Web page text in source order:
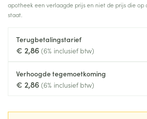
apotheek een verlaagde prijs en niet de prijs die op
staat.
Terugbetalingstarief
€ 2,86 (6% inclusief btw)
Verhoogde tegemoetkoming
€ 2,86 (6% inclusief btw)